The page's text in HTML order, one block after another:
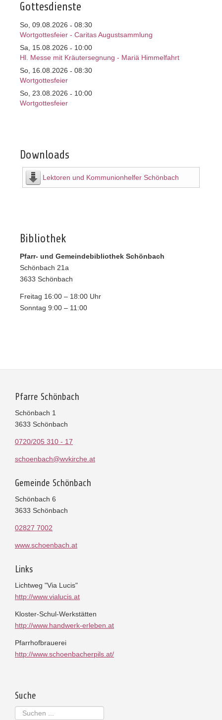
Gottesdienste
So, 09.08.2026 - 08:30
Wortgottesfeier - Caritas Augustsammlung
Sa, 15.08.2026 - 10:00
Hl. Messe mit Kräutersegnung - Mariä Himmelfahrt
So, 16.08.2026 - 08:30
Wortgottesfeier
So, 23.08.2026 - 10:00
Wortgottesfeier
Downloads
Lektoren und Kommunionhelfer Schönbach
Bibliothek
Pfarr- und Gemeindebibliothek Schönbach
Schönbach 21a
3633 Schönbach
Freitag 16:00 – 18:00 Uhr
Sonntag 9:00 – 11:00
Pfarre Schönbach
Schönbach 1
3633 Schönbach
0720/205 310 - 17
schoenbach@wvkirche.at
Gemeinde Schönbach
Schönbach 6
3633 Schönbach
02827 7002
www.schoenbach.at
Links
Lichtweg "Via Lucis"
http://www.vialucis.at
Kloster-Schul-Werkstätten
http://www.handwerk-erleben.at
Pfarrhofbrauerei
http://www.schoenbacherpils.at/
Suche
Suchen